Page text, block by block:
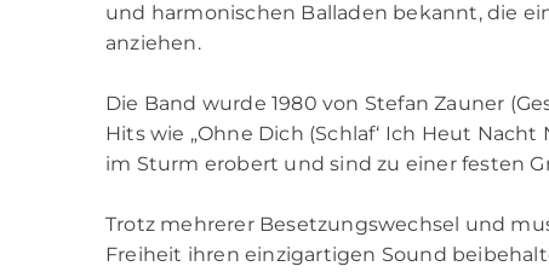
und harmonischen Balladen bekannt, die
anziehen.
Die Band wurde 1980 von Stefan Zauner
Hits wie „Ohne Dich (Schlaf‘ Ich Heut
im Sturm erobert und sind zu einer festen
Trotz mehrerer Besetzungswechsel und
Freiheit ihren einzigartigen Sound